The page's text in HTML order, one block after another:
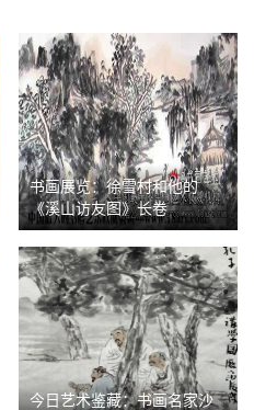
书画展览：徐雪村和他的
《溪山访友图》长卷
今日艺术鉴藏：书画名家沙